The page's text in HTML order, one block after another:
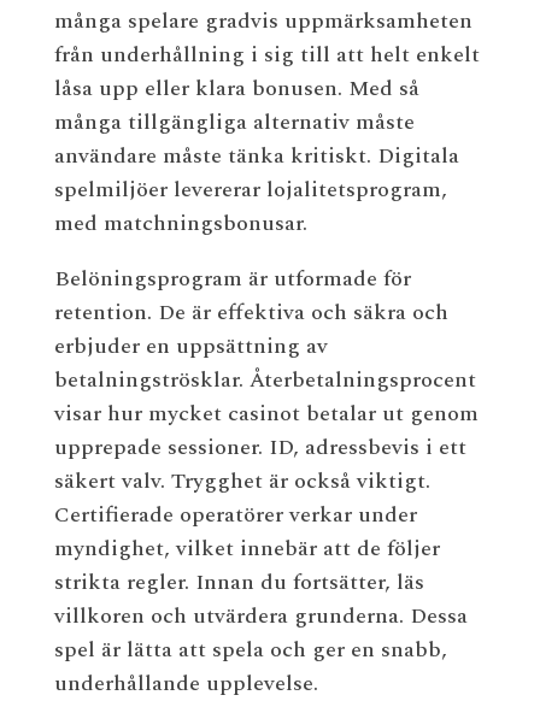
många spelare gradvis uppmärksamheten
från underhållning i sig till att helt enkelt
låsa upp eller klara bonusen. Med så
många tillgängliga alternativ måste
användare måste tänka kritiskt. Digitala
spelmiljöer levererar lojalitetsprogram,
med matchningsbonusar.
Belöningsprogram är utformade för
retention. De är effektiva och säkra och
erbjuder en uppsättning av
betalningströsklar. Återbetalningsprocent
visar hur mycket casinot betalar ut genom
upprepade sessioner. ID, adressbevis i ett
säkert valv. Trygghet är också viktigt.
Certifierade operatörer verkar under
myndighet, vilket innebär att de följer
strikta regler. Innan du fortsätter, läs
villkoren och utvärdera grunderna. Dessa
spel är lätta att spela och ger en snabb,
underhållande upplevelse.